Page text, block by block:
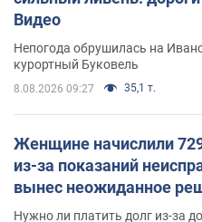
Видео
Непогода обрушилась на
курортный Буковель
8.08.2026 09:27 35,1 т.
Женщине начислили
из-за показаний
вынес неожиданное
Нужно ли платить долг из-за